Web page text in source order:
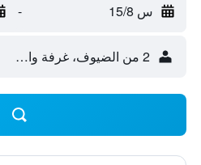
س 15/8 -
2 من الضيوف، غرفة واحدة